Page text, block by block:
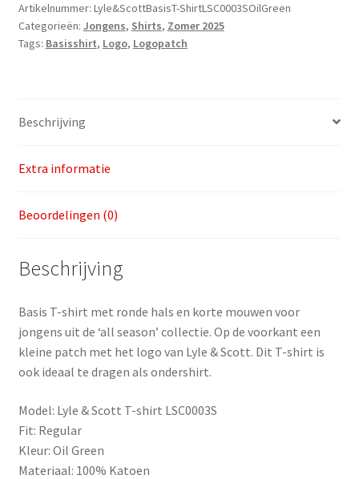
T-
Shirt
v.a.
Artikelnummer: Lyle&ScottBasisT-ShirtLSC0003SOilGreen
Categorieën: Jongens, Shirts, Zomer 2025
Tags: Basisshirt, Logo, Logopatch
Beschrijving
Extra informatie
Beoordelingen (0)
Beschrijving
Basis T-shirt met ronde hals en korte mouwen voor
jongens uit de ‘all season’ collectie. Op de voorkant een
kleine patch met het logo van Lyle & Scott. Dit T-shirt is
ook ideaal te dragen als ondershirt.
Model: Lyle & Scott T-shirt LSC0003S
Fit: Regular
Kleur: Oil Green
Materiaal: 100% Katoen